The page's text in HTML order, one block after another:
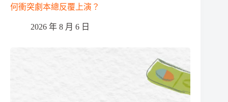
何衝突劇本總反覆上演？
2026 年 8 月 6 日